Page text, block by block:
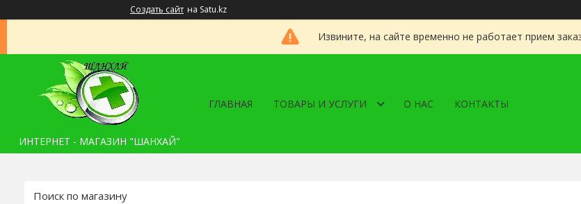
Создать сайт на Satu.kz
Извините, на сайте временно не работает прием
ИНТЕРНЕТ - МАГАЗИН "ШАНХАЙ"
ГЛАВНАЯ ТОВАРЫ И УСЛУГИ О НАС КОНТАКТЫ